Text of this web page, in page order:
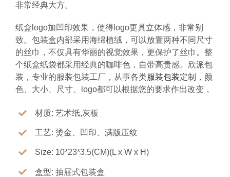
非常经典大方。
纸盒logo加凹印效果，使得logo更具立体感，非常别
致。包装盒内部采用海绵植绒，可以放置两种不同尺寸
的丝巾，不仅具有华丽的视觉效果，更保护了丝巾。整
个纸盒纸袋都采用经典的咖啡色，自带高贵感。欣派包
装，专业的服装包装工厂，从事各类服装包装定制，颜
色、大小、尺寸、logo都可以根据您的要求作出改变，
材质: 艺术纸,灰板
工艺: 烫金、凹印、满版压纹
Size: 10*23*3.5(CM)(L x W x H)
盒型: 抽屉式包装盒